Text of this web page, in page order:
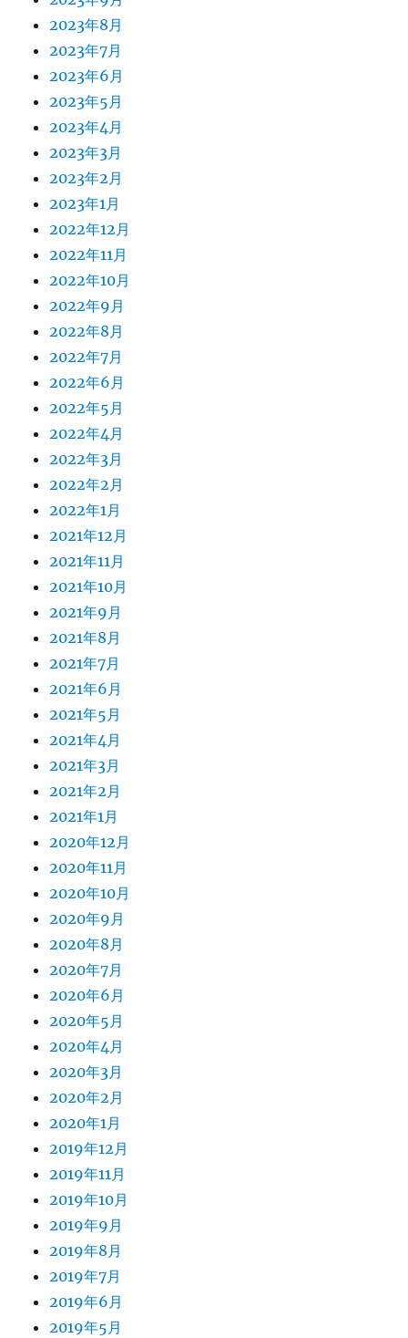
2023年8月
2023年7月
2023年6月
2023年5月
2023年4月
2023年3月
2023年2月
2023年1月
2022年12月
2022年11月
2022年10月
2022年9月
2022年8月
2022年7月
2022年6月
2022年5月
2022年4月
2022年3月
2022年2月
2022年1月
2021年12月
2021年11月
2021年10月
2021年9月
2021年8月
2021年7月
2021年6月
2021年5月
2021年4月
2021年3月
2021年2月
2021年1月
2020年12月
2020年11月
2020年10月
2020年9月
2020年8月
2020年7月
2020年6月
2020年5月
2020年4月
2020年3月
2020年2月
2020年1月
2019年12月
2019年11月
2019年10月
2019年9月
2019年8月
2019年7月
2019年6月
2019年5月